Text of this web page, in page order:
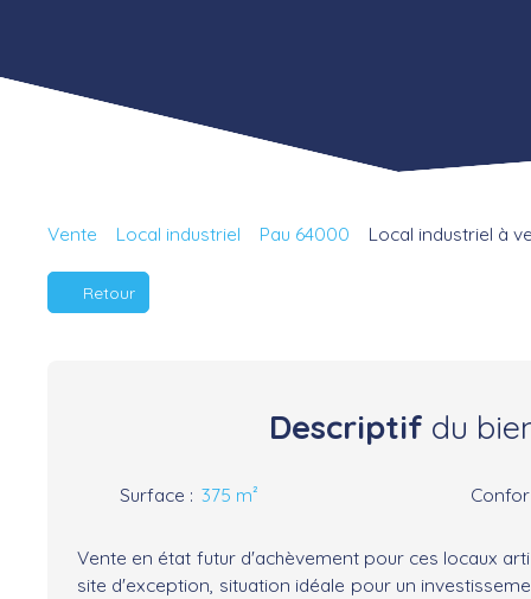
Vente Local industriel Pau 64000 Local industriel à
Retour
Descriptif du
Surface : 375 m²
Vente en état futur d'achèvement pour ces locaux
site d'exception, situation idéale pour un